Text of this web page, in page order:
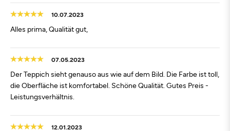
10.07.2023
Alles prima, Qualität gut,
07.05.2023
Der Teppich sieht genauso aus wie auf dem Bild. Die Farbe ist toll,
die Oberfläche ist komfortabel. Schöne Qualität. Gutes Preis -
Leistungsverhältnis.
12.01.2023